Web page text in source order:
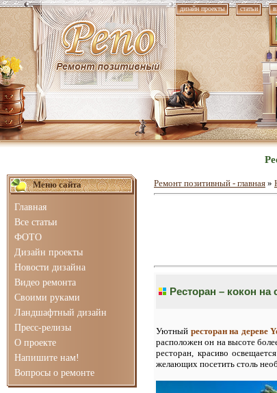
дизайн проекты статьи
Меню сайта
Главная
Все статьи
ФОТО
Дизайн проекты
Новости дизайна
Видео ремонта
Своими руками
Ландшафтный дизайн
Пресс-релизы
О проекте
Напишите нам!
Вопросы о ремонте
Ремонт позитивный - главная »
Ресторан – кокон на
Уютный ресторан на дереве
расположен он на высоте
ресторан, красиво
желающих посетить столь